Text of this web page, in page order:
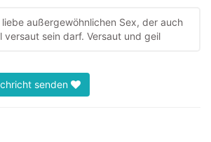
liebe außergewöhnlichen Sex, der auch
versaut sein darf. Versaut und geil
senden